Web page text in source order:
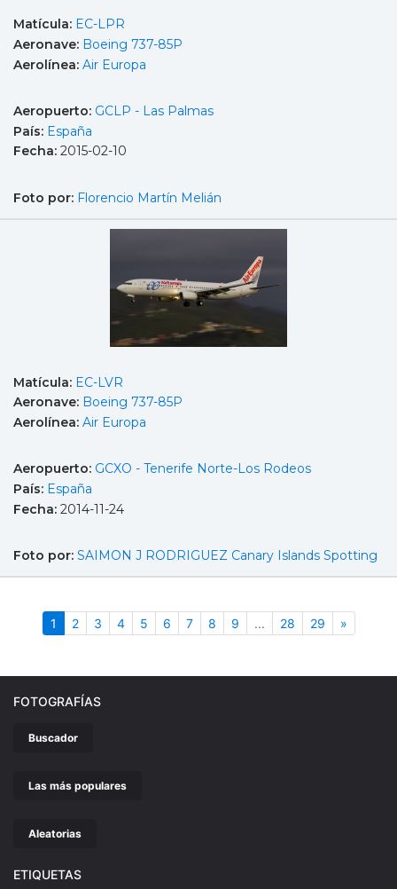
Matícula: EC-LPR
Aeronave: Boeing 737-85P
Aerolínea: Air Europa
Aeropuerto: GCLP - Las Palmas
País: España
Fecha: 2015-02-10
Foto por: Florencio Martín Melián
Matícula: EC-LVR
Aeronave: Boeing 737-85P
Aerolínea: Air Europa
Aeropuerto: GCXO - Tenerife Norte-Los Rodeos
País: España
Fecha: 2014-11-24
Foto por: SAIMON J RODRIGUEZ Canary Islands Spotting
1 (actual)
2 3 4 5 6 7 8 9 ... 28 29 »
FOTOGRAFÍAS
Buscador
Las más populares
Aleatorias
ETIQUETAS